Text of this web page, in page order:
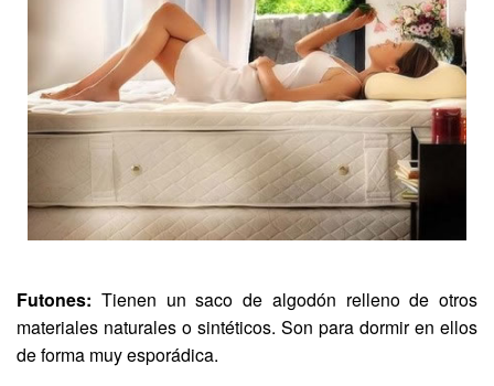
Futones: Tienen un saco de algodón relleno de otros
materiales naturales o sintéticos. Son para dormir en ellos
de forma muy esporádica.